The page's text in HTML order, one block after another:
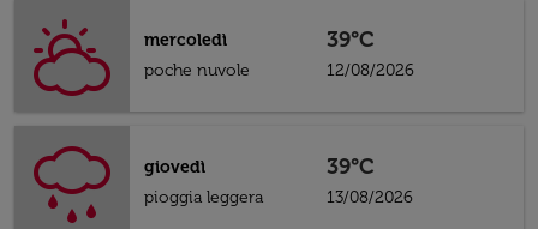
mercoledì
poche nuvole
39°C
12/08/2026
giovedì
pioggia leggera
39°C
13/08/2026